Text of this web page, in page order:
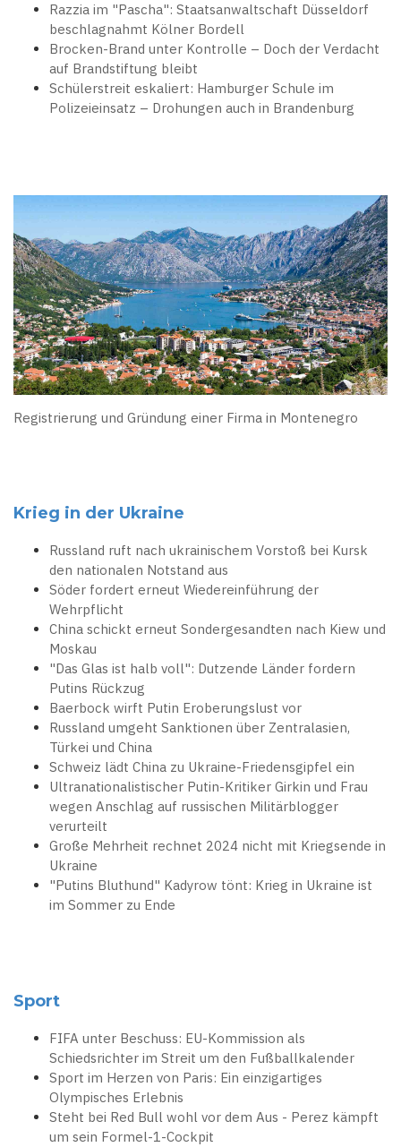
Razzia im "Pascha": Staatsanwaltschaft Düsseldorf
beschlagnahmt Kölner Bordell
Brocken-Brand unter Kontrolle – Doch der Verdacht
auf Brandstiftung bleibt
Schülerstreit eskaliert: Hamburger Schule im
Polizeieinsatz – Drohungen auch in Brandenburg
Registrierung und Gründung einer Firma in Montenegro
Krieg in der Ukraine
Russland ruft nach ukrainischem Vorstoß bei Kursk
den nationalen Notstand aus
Söder fordert erneut Wiedereinführung der
Wehrpflicht
China schickt erneut Sondergesandten nach Kiew und
Moskau
"Das Glas ist halb voll": Dutzende Länder fordern
Putins Rückzug
Baerbock wirft Putin Eroberungslust vor
Russland umgeht Sanktionen über Zentralasien,
Türkei und China
Schweiz lädt China zu Ukraine-Friedensgipfel ein
Ultranationalistischer Putin-Kritiker Girkin und Frau
wegen Anschlag auf russischen Militärblogger
verurteilt
Große Mehrheit rechnet 2024 nicht mit Kriegsende in
Ukraine
"Putins Bluthund" Kadyrow tönt: Krieg in Ukraine ist
im Sommer zu Ende
Sport
FIFA unter Beschuss: EU-Kommission als
Schiedsrichter im Streit um den Fußballkalender
Sport im Herzen von Paris: Ein einzigartiges
Olympisches Erlebnis
Steht bei Red Bull wohl vor dem Aus - Perez kämpft
um sein Formel-1-Cockpit